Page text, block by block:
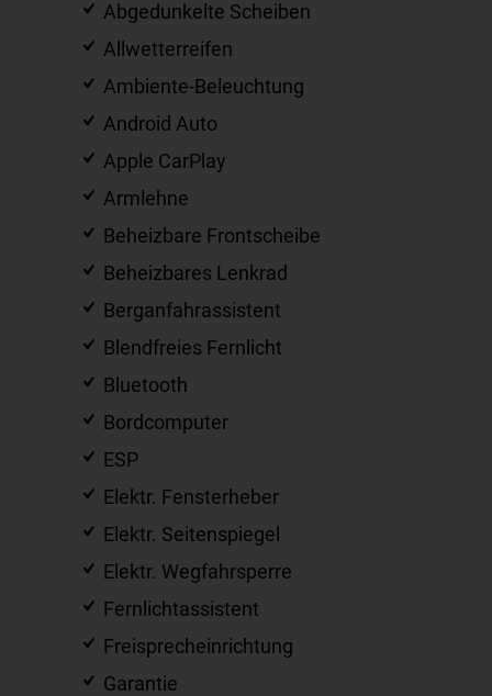
Abgedunkelte Scheiben
Allwetterreifen
Ambiente-Beleuchtung
Android Auto
Apple CarPlay
Armlehne
Beheizbare Frontscheibe
Beheizbares Lenkrad
Berganfahrassistent
Blendfreies Fernlicht
Bluetooth
Bordcomputer
ESP
Elektr. Fensterheber
Elektr. Seitenspiegel
Elektr. Wegfahrsperre
Fernlichtassistent
Freisprecheinrichtung
Garantie